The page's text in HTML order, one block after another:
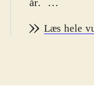
år.
dyrevenner.
op til Giraf.
Læs hele